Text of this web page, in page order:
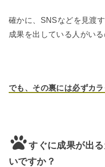
確かに、SNSなどを見渡
成果を出している人がい
でも、その裏には必ずカ
すぐに成果が出
いですか？